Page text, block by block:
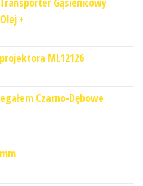
+
ML12126
Czarno-Dębowe